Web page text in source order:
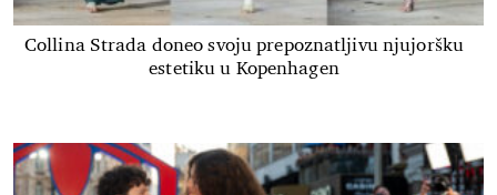
Collina Strada doneo svoju prepoznatljivu njujoršku
estetiku u Kopenhagen